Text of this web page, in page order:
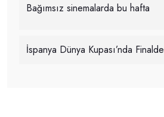
Bağımsız sinemalarda bu hafta
İspanya Dünya Kupası’nda Finalde